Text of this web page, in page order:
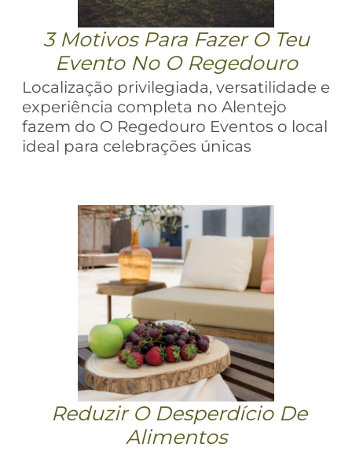
3 Motivos Para Fazer O Teu
Evento No O Regedouro
Localização privilegiada, versatilidade e
experiência completa no Alentejo
fazem do O Regedouro Eventos o local
ideal para celebrações únicas
Reduzir O Desperdício De
Alimentos